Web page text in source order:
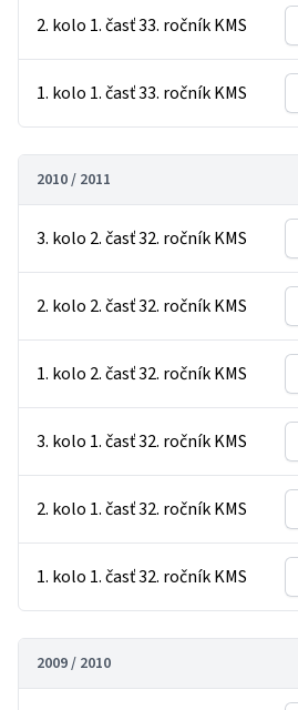
2. kolo 1. časť 33. ročník KMS
1. kolo 1. časť 33. ročník KMS
2010 / 2011
3. kolo 2. časť 32. ročník KMS
2. kolo 2. časť 32. ročník KMS
1. kolo 2. časť 32. ročník KMS
3. kolo 1. časť 32. ročník KMS
2. kolo 1. časť 32. ročník KMS
1. kolo 1. časť 32. ročník KMS
2009 / 2010